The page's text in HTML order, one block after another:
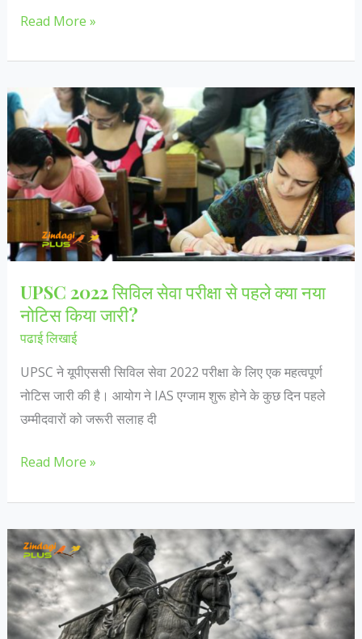
कैसे
गृहणी
ने
अपने
शौक
को
बना
दिया
कारोबार,
आज
का
है
टर्नओवर?
Read More »
UPSC 2022 सिविल सेवा परीक्षा से पहले क्या नया
नोटिस किया जारी?
पढाई लिखाई
UPSC ने यूपीएससी सिविल सेवा 2022 परीक्षा के लिए एक महत्वपूर्ण
नोटिस जारी की है। आयोग ने IAS एग्जाम शुरू होने के कुछ दिन पहले
उम्मीदवारों को जरूरी सलाह दी
UPSC
सिविल
सेवा
परीक्षा
से
पहले
क्या
Read More »